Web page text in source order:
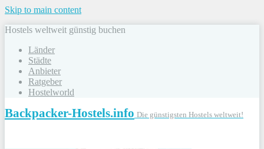
Skip to main content
Hostels weltweit günstig buchen
Länder
Städte
Anbieter
Ratgeber
Hostelworld
Backpacker-Hostels.info Die günstigsten Hostels weltweit!